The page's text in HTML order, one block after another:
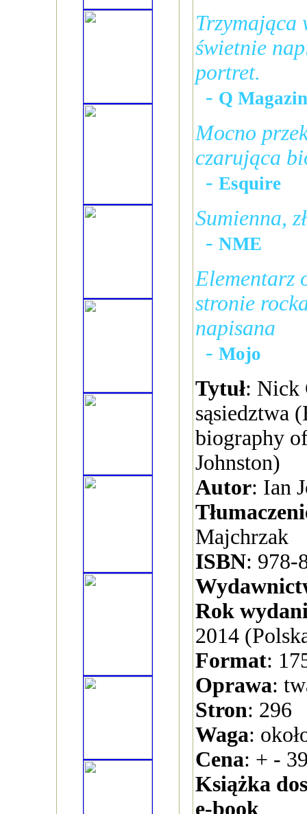
Trzymająca
świetnie
portret.
- Q
Mocno
czarująca
- Esquire
Sumienna,
- NME
Elementarz
stronie
napisana
- Mojo
Tytuł: Nick
sąsiedztwa
biography
Johnston)
Autor: Ian
Majchrzak
ISBN: 978-
Rok
2014
Format:
Oprawa:
Stron: 296
Waga:
Cena: + -
Książka
e-book